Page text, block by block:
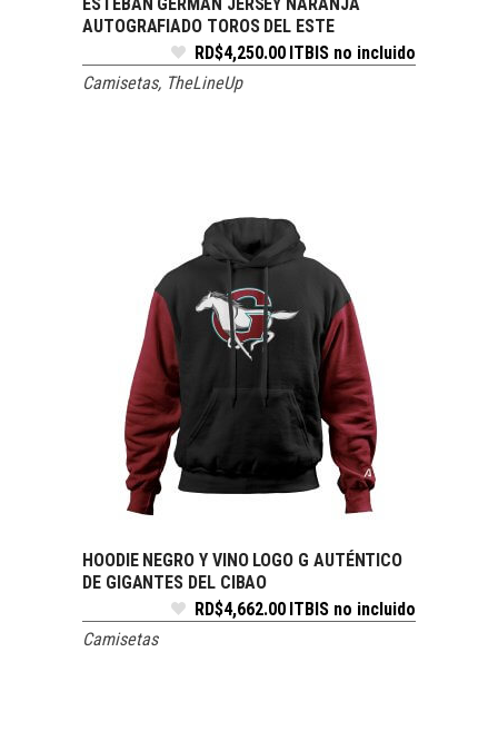
SELECCIONAR OPCIONES
AUTOGRAFIADO TOROS DEL ESTE
RD$4,250.00 ITBIS no incluido
Camisetas, TheLineUp
SELECCIONAR OPCIONES
HOODIE NEGRO Y VINO LOGO G AUTÉNTICO
DE GIGANTES DEL CIBAO
RD$4,662.00 ITBIS no incluido
Camisetas